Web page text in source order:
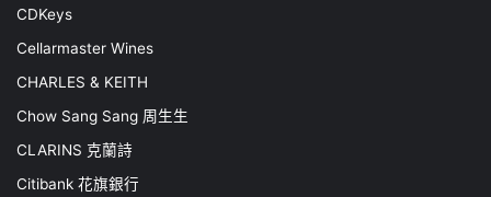
CDKeys
Cellarmaster Wines
CHARLES & KEITH
Chow Sang Sang 周生生
CLARINS 克蘭詩
Citibank 花旗銀行